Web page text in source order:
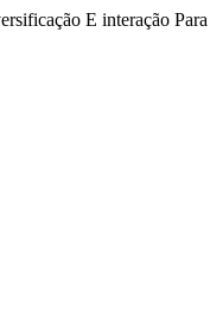
E interação